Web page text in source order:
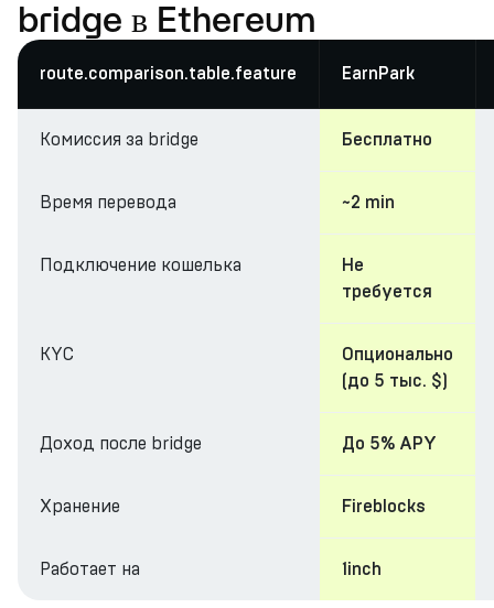
bridge в Ethereum
route.comparison.table.feature EarnPark
Комиссия за bridge Бесплатно
Время перевода ~2 min
Подключение кошелька
Не
требуется
KYC
Опционально
(до 5 тыс. $)
Доход после bridge До 5% APY
Хранение Fireblocks
Работает на 1inch